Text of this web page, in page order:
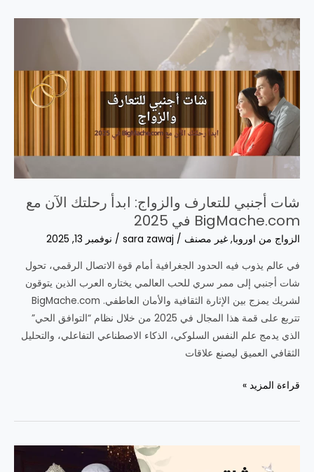
على
بنات
أمريكا
لحظات!
شات أجنبي للتعارف والزواج: ابدأ رحلتك الآن مع
BigMache.com في 2025
الزواج من اوروبا, غير مصنف /
sara zawaj
/ نوفمبر 13, 2025
في عالم يذوب فيه الحدود الجغرافية أمام قوة الاتصال الرقمي، تحول
شات أجنبي إلى ممر سري للحب العالمي يختاره العرب الذين يتوقون
لشريك يمزج بين الإثارة الثقافية والأمان العاطفي. BigMache.com
تتربع على قمة هذا المجال في 2025 من خلال نظام “التوافق الحي”
الذي يدمج علم النفس السلوكي، الذكاء الاصطناعي التفاعلي، والتحليل
الثقافي العميق ليصنع علاقات
شات
للتعارف
قراءة المزيد »